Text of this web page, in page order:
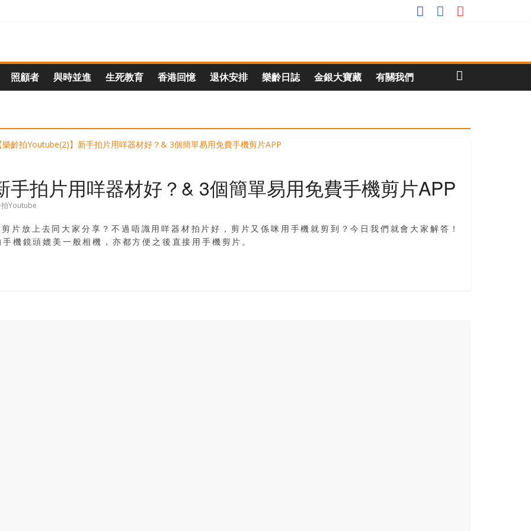
照顧者 與時並進 生死教育 香港回憶 退休安排 樂齡日誌 金銀大寶藏 有關我們
手拍片用咩器材好？& 3個簡單易用免費手機剪片APP
Youtube
片放上去同大家分享？不過唔識用咩器材拍片好，剪片又係咪用手機就剪到？今日我們就會大家解答！
機鏡頭媲美一般相機，亦都方便之後直接用手機剪片。